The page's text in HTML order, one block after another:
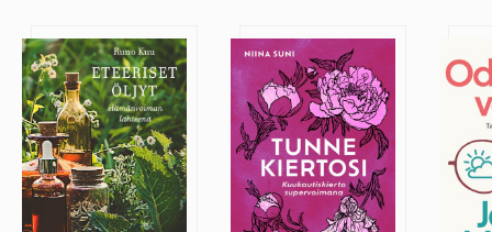
Eteeriset öljyt Tunne kiertosi